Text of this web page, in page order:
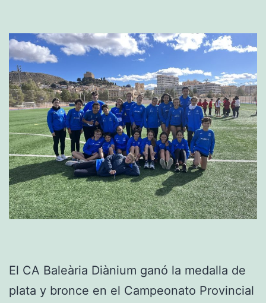
El CA Baleària Diànium ganó la medalla de
plata y bronce en el Campeonato Provincial